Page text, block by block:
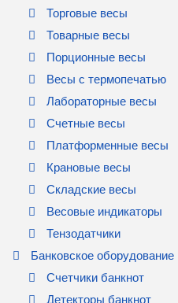
Торговые весы
Товарные весы
Порционные весы
Весы с термопечатью
Лабораторные весы
Счетные весы
Платформенные весы
Крановые весы
Складские весы
Весовые индикаторы
Тензодатчики
Банковское оборудование
Счетчики банкнот
Детекторы банкнот